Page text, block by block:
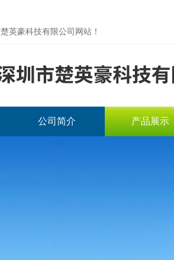
英豪科技有限公司网站！
公司简介 产品展示